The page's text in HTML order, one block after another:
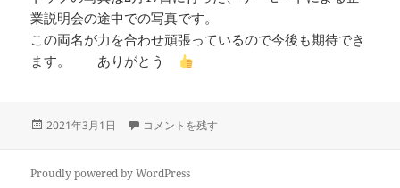
業説明会の途中での写真です。
この両名が力を合わせ頑張っているので今後も期待でき
ます。 ありがとう
投
2021年3月1日 求人を考えると に
コメントを残す
Proudly powered by WordPress